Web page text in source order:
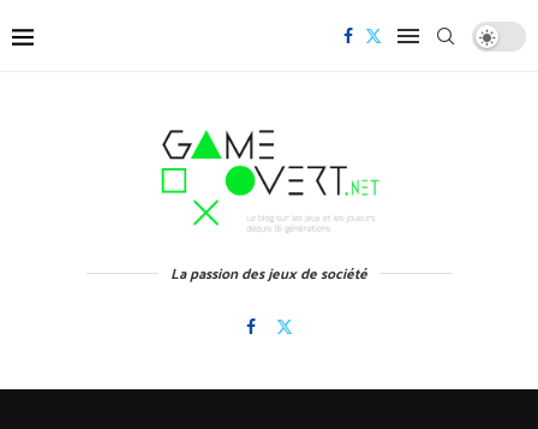
La passion des jeux de société